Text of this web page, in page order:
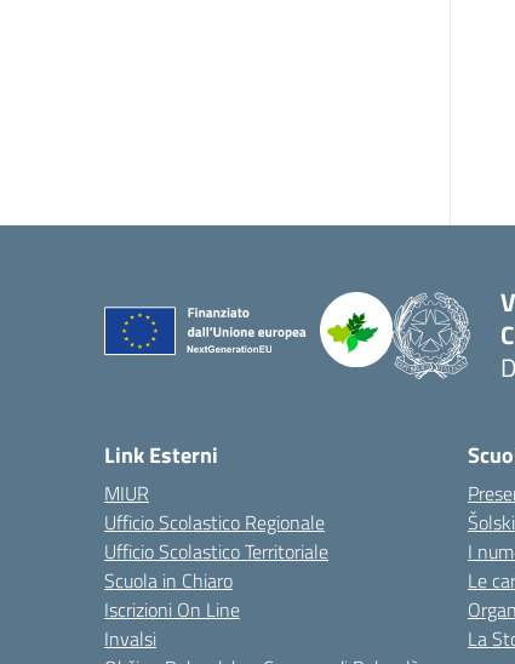
Link Esterni
MIUR
Ufficio Scolastico Regionale
Ufficio Scolastico Territoriale
Scuola in Chiaro
Iscrizioni On Line
Invalsi
I
Le
La